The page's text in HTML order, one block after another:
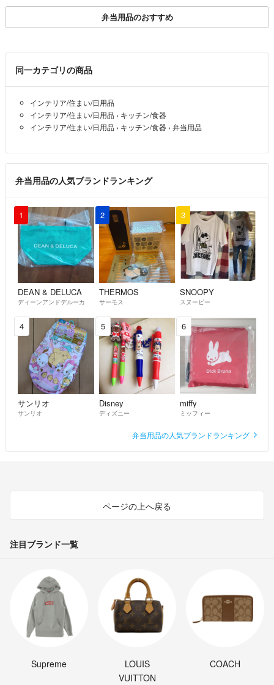
弁当用品のおすすめ
同一カテゴリの商品
インテリア/住まい/日用品
インテリア/住まい/日用品 › キッチン/食器
インテリア/住まい/日用品 › キッチン/食器 › 弁当用品
弁当用品の人気ブランドランキング
1
DEAN & DELUCA
ディーンアンドデルーカ
2
THERMOS
サーモス
3
SNOOPY
スヌーピー
4
サンリオ
サンリオ
5
Disney
ディズニー
6
miffy
ミッフィー
弁当用品の人気ブランドランキング
ページの上へ戻る
注目ブランド一覧
Supreme
LOUIS
VUITTON
COACH